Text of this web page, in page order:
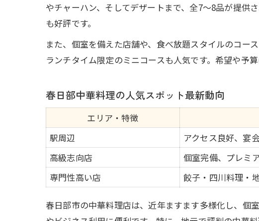
やチャーハン、そしてデザートまで、全7～8品が提供
も好評です。
また、個室を備えた店舗や、食べ放題スタイルのコー
ランチタイム限定のミニコースも人気です。希望や予
春日部中華料理の人気スポット最新動向
エリア・特徴
駅周辺
アクセス良好、宴
高級志向店
個室完備、プレミ
専門性高い店
餃子・四川料理・
春日部市の中華料理店は、近年ますます多様化し、個